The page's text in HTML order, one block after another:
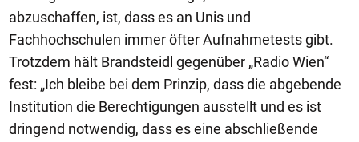
abzuschaffen, ist, dass es an Unis und
Fachhochschulen immer öfter Aufnahmetests gibt.
Trotzdem hält Brandsteidl gegenüber „Radio Wien“
fest: „Ich bleibe bei dem Prinzip, dass die abgebende
Institution die Berechtigungen ausstellt und es ist
dringend notwendig, dass es eine abschließende